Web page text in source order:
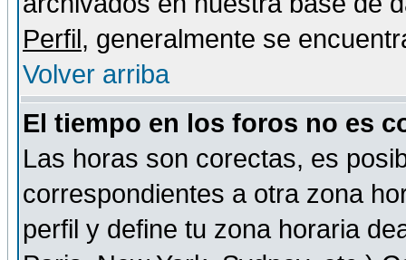
Perfil, generalmente se
Volver arriba
El tiempo en los foros no es
Las horas son corectas, es
correspondientes a otra zona
perfil y define tu zona horaria